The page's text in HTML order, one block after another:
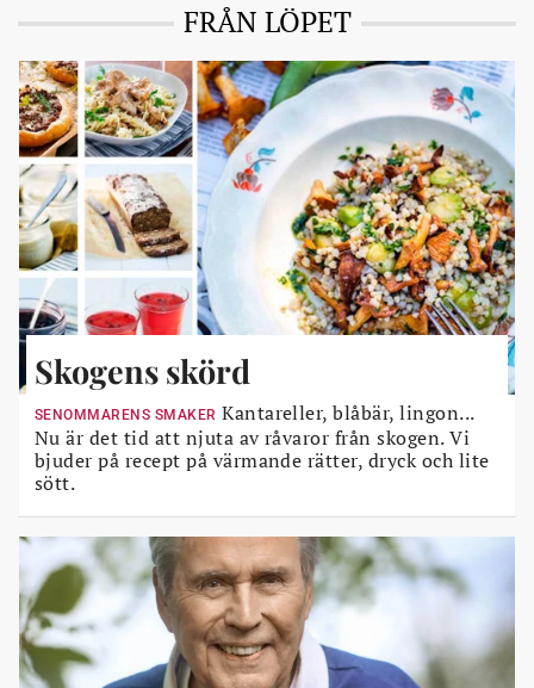
FRÅN LÖPET
Skogens skörd
SENOMMARENS SMAKER Kantareller, blåbär, lingon...
Nu är det tid att njuta av råvaror från skogen. Vi
bjuder på recept på värmande rätter, dryck och lite
sött.